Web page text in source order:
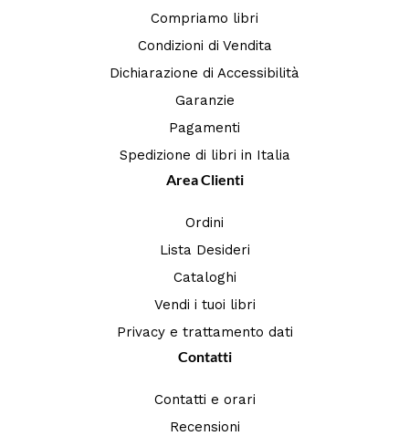
Compriamo libri
Condizioni di Vendita
Dichiarazione di Accessibilità
Garanzie
Pagamenti
Spedizione di libri in Italia
Area Clienti
Ordini
Lista Desideri
Cataloghi
Vendi i tuoi libri
Privacy e trattamento dati
Contatti
Contatti e orari
Recensioni